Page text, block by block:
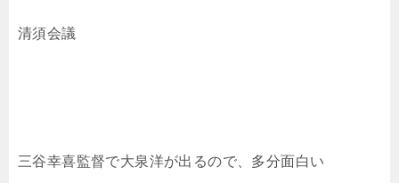
清須会議
三谷幸喜監督で大泉洋が出るので、多分面白い